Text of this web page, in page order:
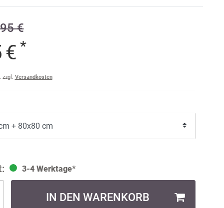
€
€ *
zzgl. Versandkosten
3-4 Werktage*
IN DEN WARENKORB